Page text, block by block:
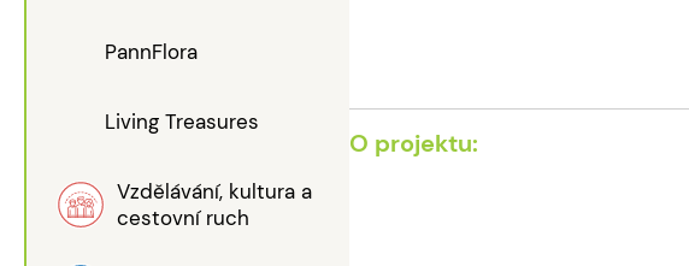
PannFlora
Living Treasures
Vzdělávání, kultura a
cestovní ruch
O projektu: